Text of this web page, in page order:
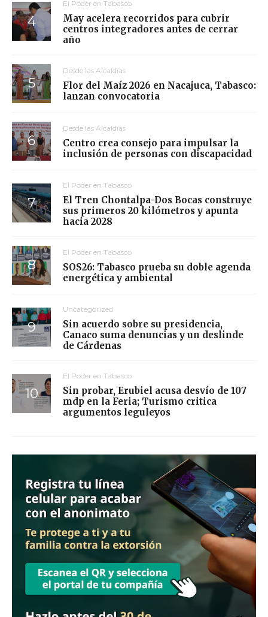
El Poder en Tabasco
May acelera recorridos para cubrir
centros integradores antes de cerrar
año
Desde las Alcaldías
Flor del Maíz 2026 en Nacajuca, Tabasco:
lanzan convocatoria
Desde las Alcaldías
Centro crea consejo para impulsar la
inclusión de personas con discapacidad
El Poder en Tabasco
El Tren Chontalpa-Dos Bocas construye
sus primeros 20 kilómetros y apunta
hacia 2028
El Poder en Tabasco
SOS26: Tabasco prueba su doble agenda
energética y ambiental
Uncategorized
Sin acuerdo sobre su presidencia,
Canaco suma denuncias y un deslinde
de Cárdenas
El Poder en Tabasco
Sin probar, Erubiel acusa desvío de 107
mdp en la Feria; Turismo critica
argumentos leguleyos